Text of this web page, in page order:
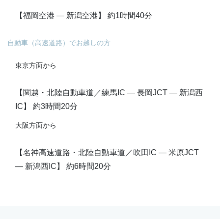
【福岡空港 ― 新潟空港】 約1時間40分
自動車（高速道路）でお越しの方
東京方面から
【関越・北陸自動車道／練馬IC ― 長岡JCT ― 新潟西
IC】 約3時間20分
大阪方面から
【名神高速道路・北陸自動車道／吹田IC ― 米原JCT
― 新潟西IC】 約6時間20分